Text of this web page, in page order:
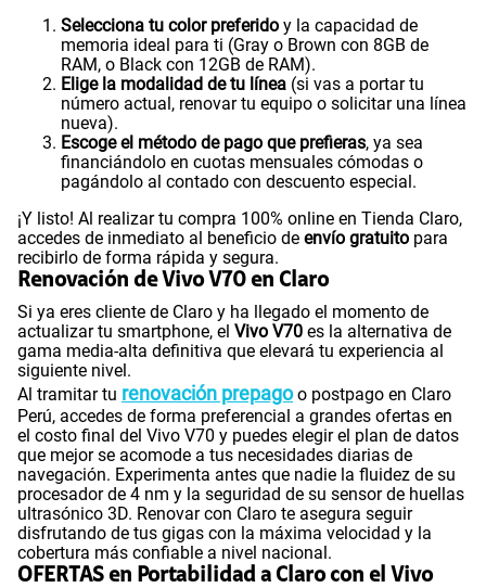
Selecciona tu color preferido y la capacidad de
memoria ideal para ti (Gray o Brown con 8GB de
RAM, o Black con 12GB de RAM).
Elige la modalidad de tu línea (si vas a portar tu
número actual, renovar tu equipo o solicitar una línea
nueva).
Escoge el método de pago que prefieras, ya sea
financiándolo en cuotas mensuales cómodas o
pagándolo al contado con descuento especial.
¡Y listo! Al realizar tu compra 100% online en Tienda Claro,
accedes de inmediato al beneficio de envío gratuito para
recibirlo de forma rápida y segura.
Renovación de Vivo V70 en Claro
Si ya eres cliente de Claro y ha llegado el momento de
actualizar tu smartphone, el Vivo V70 es la alternativa de
gama media-alta definitiva que elevará tu experiencia al
siguiente nivel.
Al tramitar tu renovación prepagoo postpago en Claro
Perú, accedes de forma preferencial a grandes ofertas en
el costo final del Vivo V70 y puedes elegir el plan de datos
que mejor se acomode a tus necesidades diarias de
navegación. Experimenta antes que nadie la fluidez de su
procesador de 4 nm y la seguridad de su sensor de huellas
ultrasónico 3D. Renovar con Claro te asegura seguir
disfrutando de tus gigas con la máxima velocidad y la
cobertura más confiable a nivel nacional.
OFERTAS en Portabilidad a Claro con el Vivo